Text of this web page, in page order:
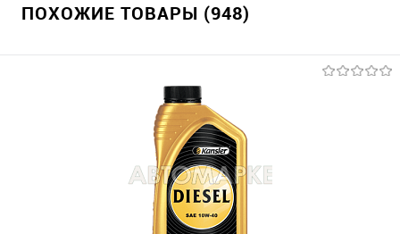
ПОХОЖИЕ ТОВАРЫ (948)